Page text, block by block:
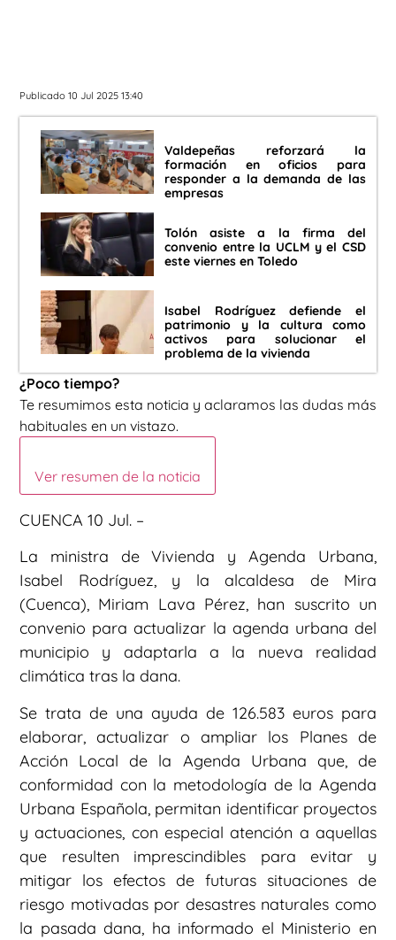
Publicado 10 Jul 2025 13:40
Valdepeñas reforzará la
formación en oficios para
responder a la demanda de las
empresas
Tolón asiste a la firma del
convenio entre la UCLM y el CSD
este viernes en Toledo
Isabel Rodríguez defiende el
patrimonio y la cultura como
activos para solucionar el
problema de la vivienda
¿Poco tiempo?
Te resumimos esta noticia y aclaramos las dudas más
habituales en un vistazo.
Ver resumen de la noticia
CUENCA 10 Jul. –
La ministra de Vivienda y Agenda Urbana,
Isabel Rodríguez, y la alcaldesa de Mira
(Cuenca), Miriam Lava Pérez, han suscrito un
convenio para actualizar la agenda urbana del
municipio y adaptarla a la nueva realidad
climática tras la dana.
Se trata de una ayuda de 126.583 euros para
elaborar, actualizar o ampliar los Planes de
Acción Local de la Agenda Urbana que, de
conformidad con la metodología de la Agenda
Urbana Española, permitan identificar proyectos
y actuaciones, con especial atención a aquellas
que resulten imprescindibles para evitar y
mitigar los efectos de futuras situaciones de
riesgo motivadas por desastres naturales como
la pasada dana, ha informado el Ministerio en